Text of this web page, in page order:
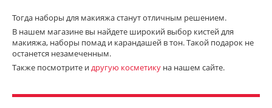
Тогда наборы для макияжа станут отличным решением.
В нашем магазине вы найдете широкий выбор кистей для
макияжа, наборы помад и карандашей в тон. Такой подарок не
останется незамеченным.
Также посмотрите и другую косметику на нашем сайте.